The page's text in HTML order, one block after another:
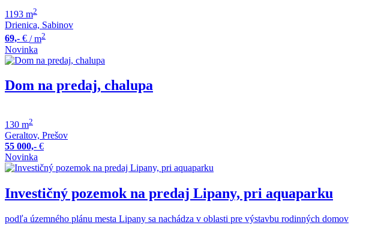
1193 m2
Drienica, Sabinov
69,- € / m2
Novinka
Dom na predaj, chalupa
130 m2
Geraltov, Prešov
55 000,- €
Novinka
Investičný pozemok na predaj Lipany, pri aquaparku
podľa územného plánu mesta Lipany sa nachádza v oblasti pre výstavbu rodinných domov